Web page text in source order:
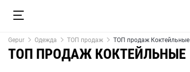
Gepur Одежда ТОП продаж ТОП продаж Коктейльные
ТОП ПРОДАЖ КОКТЕЙЛЬНЫЕ